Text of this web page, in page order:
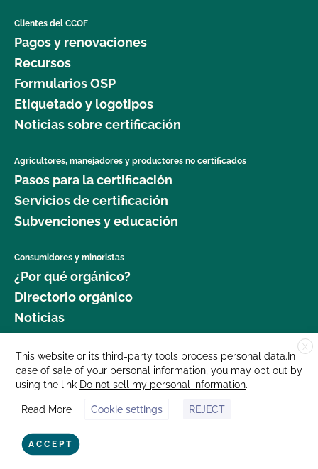
Clientes del CCOF
Pagos y renovaciones
Recursos
Formularios OSP
Etiquetado y logotipos
Noticias sobre certificación
Agricultores, manejadores y productores no certificados
Pasos para la certificación
Servicios de certificación
Subvenciones y educación
Consumidores y minoristas
¿Por qué orgánico?
Directorio orgánico
Noticias
Donar
Carreras profesionales
Sala de prensa
Contáctenos
877 Cedar Street, Suite 248, Santa Cruz, CA 95060 © 2025 CCOF.org
X
This website or its third-party tools process personal data.In
case of sale of your personal information, you may opt out by
using the link Do not sell my personal information.
Read More Cookie settings REJECT
ACCEPT